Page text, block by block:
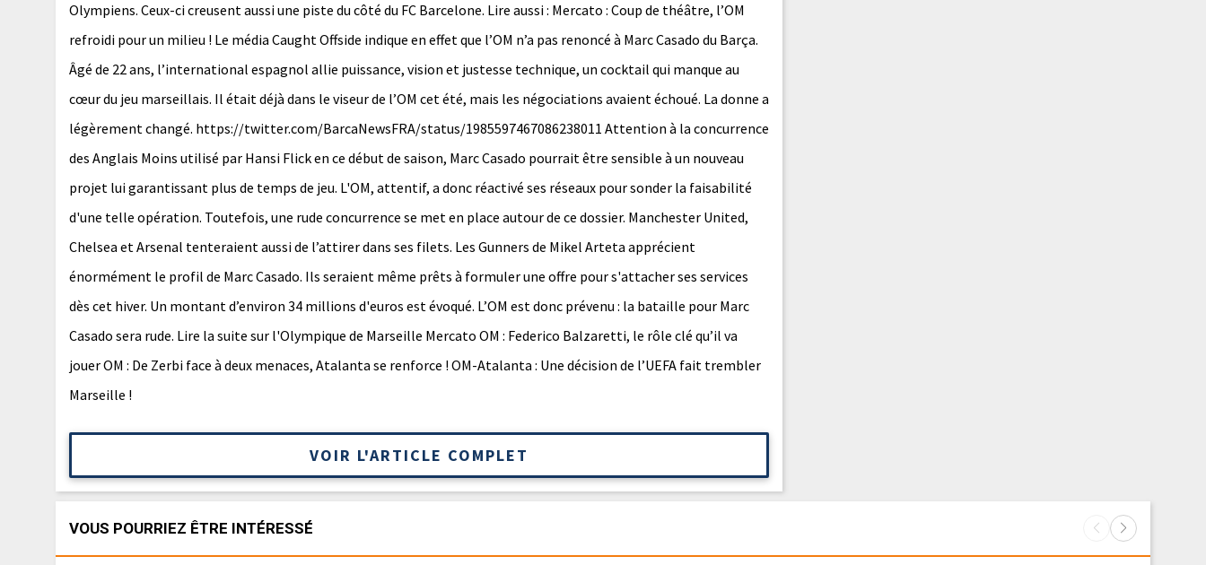
Olympiens. Ceux-ci creusent aussi une piste du côté du FC Barcelone. Lire aussi : Mercato : Coup de théâtre, l’OM
refroidi pour un milieu ! Le média Caught Offside indique en effet que l’OM n’a pas renoncé à Marc Casado du Barça.
Âgé de 22 ans, l’international espagnol allie puissance, vision et justesse technique, un cocktail qui manque au
cœur du jeu marseillais. Il était déjà dans le viseur de l’OM cet été, mais les négociations avaient échoué. La donne a
légèrement changé. https://twitter.com/BarcaNewsFRA/status/1985597467086238011 Attention à la concurrence
des Anglais Moins utilisé par Hansi Flick en ce début de saison, Marc Casado pourrait être sensible à un nouveau
projet lui garantissant plus de temps de jeu. L'OM, attentif, a donc réactivé ses réseaux pour sonder la faisabilité
d'une telle opération. Toutefois, une rude concurrence se met en place autour de ce dossier. Manchester United,
Chelsea et Arsenal tenteraient aussi de l’attirer dans ses filets. Les Gunners de Mikel Arteta apprécient
énormément le profil de Marc Casado. Ils seraient même prêts à formuler une offre pour s'attacher ses services
dès cet hiver. Un montant d’environ 34 millions d'euros est évoqué. L’OM est donc prévenu : la bataille pour Marc
Casado sera rude. Lire la suite sur l'Olympique de Marseille Mercato OM : Federico Balzaretti, le rôle clé qu’il va
jouer OM : De Zerbi face à deux menaces, Atalanta se renforce ! OM-Atalanta : Une décision de l’UEFA fait trembler
Marseille !
VOIR L'ARTICLE COMPLET
VOUS POURRIEZ ÊTRE INTÉRESSÉ